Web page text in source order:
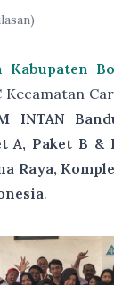
Kabupaten
INTAN
A, Paket B &
Raya,
.